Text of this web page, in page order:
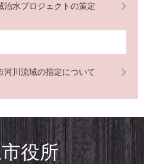
治水プロジェクトの策定
川流域の指定について
役所